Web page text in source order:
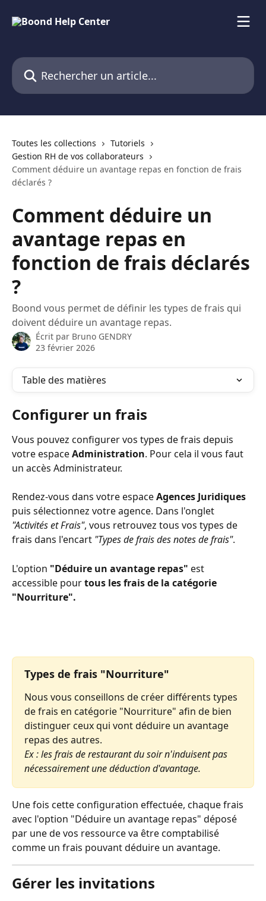
Rechercher un article...
Toutes les collections
Tutoriels
Gestion RH de vos collaborateurs
Comment déduire un avantage repas en fonction de frais
déclarés ?
Comment déduire un
avantage repas en
fonction de frais déclarés
?
Boond vous permet de définir les types de frais qui
doivent déduire un avantage repas.
Écrit par Bruno GENDRY
23 février 2026
Table des matières
Configurer un frais
Vous pouvez configurer vos types de frais depuis
votre espace Administration. Pour cela il vous faut
un accès Administrateur.
Rendez-vous dans votre espace Agences Juridiques
puis sélectionnez votre agence. Dans l'onglet
"Activités et Frais", vous retrouvez tous vos types de
frais dans l'encart "Types de frais des notes de frais".
L'option "Déduire un avantage repas" est
accessible pour tous les frais de la catégorie
"Nourriture".
Types de frais "Nourriture"
Nous vous conseillons de créer différents types
de frais en catégorie "Nourriture" afin de bien
distinguer ceux qui vont déduire un avantage
repas des autres.
Ex : les frais de restaurant du soir n'induisent pas
nécessairement une déduction d'avantage.
Une fois cette configuration effectuée, chaque frais
avec l'option "Déduire un avantage repas" déposé
par une de vos ressource va être comptabilisé
comme un frais pouvant déduire un avantage.
Gérer les invitations